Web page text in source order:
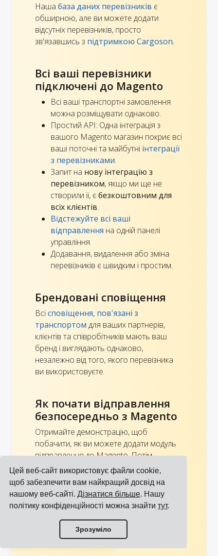
Цей веб-сайт використовує файли cookie,
щоб забезпечити вам найкращий досвід на
нашому веб-сайті.Дізнатися більше. Нашу
політику конфіденційності можна знайтитут.
Зрозуміло
Наша база даних перевізників є
обширною, але ви можете додати
відсутніх перевізників, просто
зв'язавшись з підтримкою Cargoson.
Всі ваші перевізники
підключені до Magento
Всі ваші транспортні замовлення
можна розміщувати однаково.
Простий API: Одна інтеграція з
вашого Magento магазин покриє всі
ваші поточні та майбутні інтеграції
з перевізниками.
Запит на нову інтеграцію з
перевізником, якщо ми ще не
створили її, єбезкоштовним для
всіх клієнтів.
Відстежуйте всі ваші
відправлення на одній панелі
управління.
Додавання, видалення або зміна
перевізників є швидким і простим.
Брендовані сповіщення
Всісповіщення, пов'язані з
транспортом для ваших партнерів,
клієнтів та співробітників мають ваш
бренд і виглядають однаково,
незалежно від того, якого перевізника
ви використовуєте.
Як почати відправлення
безпосередньо з Magento
Отримайте демонстрацію, щоб
побачити, як ви можете додати модуль
відправлення до Magento. Потім
виберіть своїх перевізників, завантажте
свої ціни та інші угоди з вашими
перевізниками, запросіть своїх
користувачів і почніть відправлення
відразу. Дивіться також:
Налаштування
моїх перевізників, прайс-листів та
користувачів в Cargoson
Переглянути всі інтеграції
Переглянути всіх перевізників